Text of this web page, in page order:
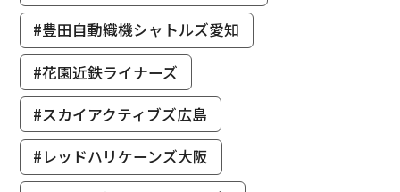
#豊田自動織機シャトルズ愛知
#花園近鉄ライナーズ
#スカイアクティブズ広島
#レッドハリケーンズ大阪